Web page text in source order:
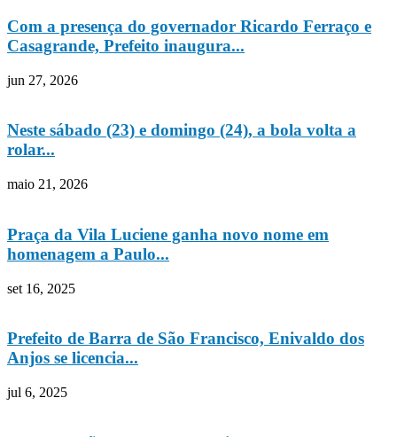
Com a presença do governador Ricardo Ferraço e
Casagrande, Prefeito inaugura...
jun 27, 2026
Neste sábado (23) e domingo (24), a bola volta a
rolar...
maio 21, 2026
Praça da Vila Luciene ganha novo nome em
homenagem a Paulo...
set 16, 2025
Prefeito de Barra de São Francisco, Enivaldo dos
Anjos se licencia...
jul 6, 2025